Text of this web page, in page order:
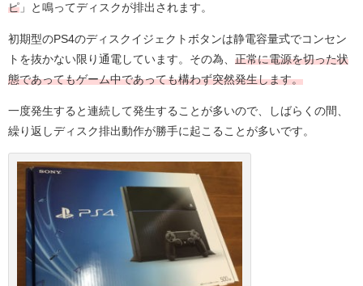
ピ 」と鳴ってディスクが排出されます。
初期型のPS4のディスクイジェクトボタンは静電容量式でコンセン
トを抜かない限り通電しています。その為、 正常に電源を切った状
態であってもゲーム中であっても構わず突然発生します。
一度発生すると連続して発生することが多いので、しばらくの間、
繰り返しディスク排出動作が勝手に起こることが多いです。